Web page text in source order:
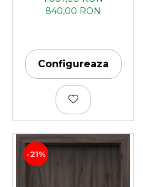
840,00 RON
Configureaza
-21%